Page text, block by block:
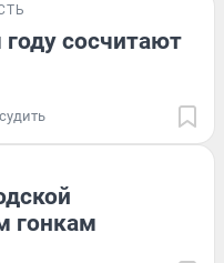
сосчитают
гонкам